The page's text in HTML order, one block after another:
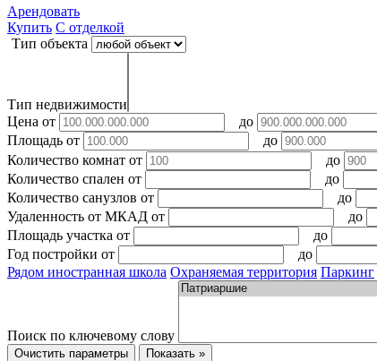
Арендовать
Купить С отделкой
Тип объекта
Тип недвижимости
Цена от до
Площадь от
до
Количество комнат от до
Количество спален от
до
Количество санузлов от
до
Удаленность от МКАД от
до
Площадь участка от
до
Год постройки от
до
Рядом иностранная школа Охраняемая территория Паркинг
Поиск по ключевому слову
Очистить параметры Показать »